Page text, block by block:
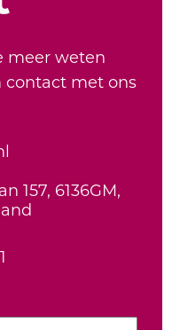
meer weten
contact met ons
157, 6136GM,